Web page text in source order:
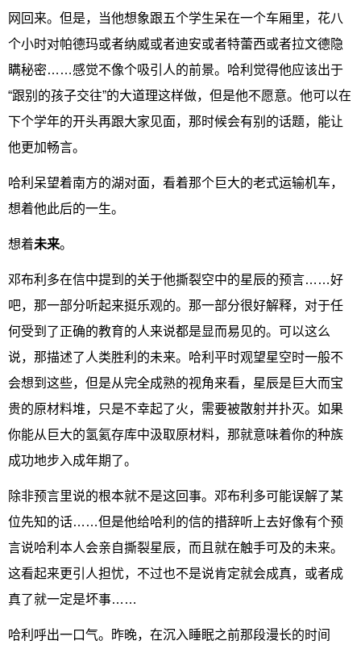
网回来。但是，当他想象跟五个学生呆在一个车厢里，花八
个小时对帕德玛或者纳威或者迪安或者特蕾西或者拉文德隐
瞒秘密……感觉不像个吸引人的前景。哈利觉得他应该出于
“跟别的孩子交往”的大道理这样做，但是他不愿意。他可以在
下个学年的开头再跟大家见面，那时候会有别的话题，能让
他更加畅言。
哈利呆望着南方的湖对面，看着那个巨大的老式运输机车，
想着他此后的一生。
想着未来。
邓布利多在信中提到的关于他撕裂空中的星辰的预言……好
吧，那一部分听起来挺乐观的。那一部分很好解释，对于任
何受到了正确的教育的人来说都是显而易见的。可以这么
说，那描述了人类胜利的未来。哈利平时观望星空时一般不
会想到这些，但是从完全成熟的视角来看，星辰是巨大而宝
贵的原材料堆，只是不幸起了火，需要被散射并扑灭。如果
你能从巨大的氢氦存库中汲取原材料，那就意味着你的种族
成功地步入成年期了。
除非预言里说的根本就不是这回事。邓布利多可能误解了某
位先知的话……但是他给哈利的信的措辞听上去好像有个预
言说哈利本人会亲自撕裂星辰，而且就在触手可及的未来。
这看起来更引人担忧，不过也不是说肯定就会成真，或者成
真了就一定是坏事……
哈利呼出一口气。昨晚，在沉入睡眠之前那段漫长的时间